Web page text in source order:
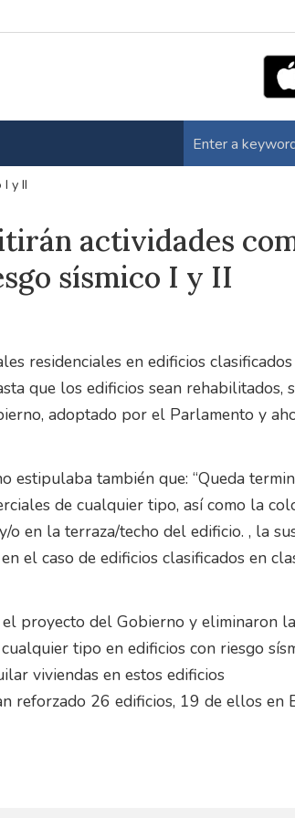
y II
actividades
sísmico I y II
residenciales en edificios
que los edificios sean rehabilitados,
adoptado por el Parlamento y
estipulaba también que: “Queda
de cualquier tipo, así como la
o en la terraza/techo del edificio. , la
el caso de edificios clasificados en
proyecto del Gobierno y eliminaron
tipo en edificios con riesgo
viviendas en estos edificios
reforzado 26 edificios, 19 de ellos en